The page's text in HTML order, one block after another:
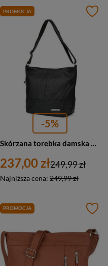
PROMOCJA
-5%
Skórzana torebka damska na ramię miejska czarna A4 - Beltimore G81
237,00 zł
Najniższa cena: 249,99 zł
249,99 zł
PROMOCJA